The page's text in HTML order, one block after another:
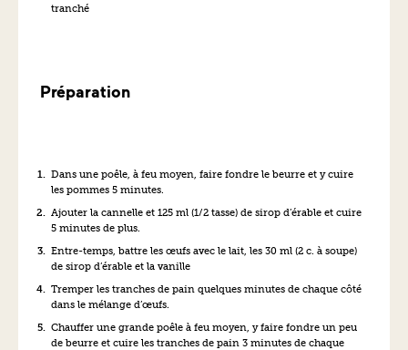
tranché
Préparation
Dans une poêle, à feu moyen, faire fondre le beurre et y cuire
les pommes 5 minutes.
Ajouter la cannelle et 125 ml (1/2 tasse) de sirop d’érable et cuire
5 minutes de plus.
Entre-temps, battre les œufs avec le lait, les 30 ml (2 c. à soupe)
de sirop d’érable et la vanille
Tremper les tranches de pain quelques minutes de chaque côté
dans le mélange d’œufs.
Chauffer une grande poêle à feu moyen, y faire fondre un peu
de beurre et cuire les tranches de pain 3 minutes de chaque